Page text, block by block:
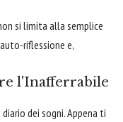
si limita alla semplice
riflessione e,
l'Inafferrabile
dei sogni. Appena ti